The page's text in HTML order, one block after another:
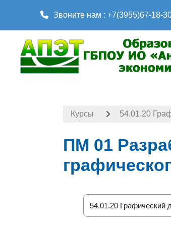
Звоните нам : +7(3955)67-18-
Курсы 54.01.20
ПМ 01
Категории курсов